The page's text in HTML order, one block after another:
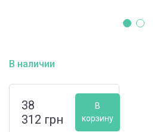
В наличии
38
312 грн
В
корзину